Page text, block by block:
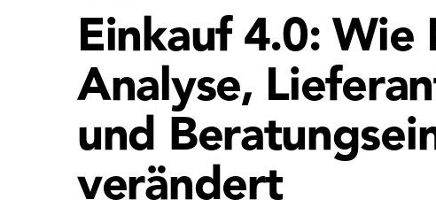
Einkauf 4.0: Wie
Analyse,
und
verändert